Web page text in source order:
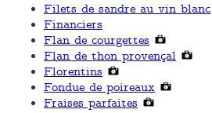
Filets de sandre au vin blanc
Financiers
Flan de courgettes
Flan de thon provençal
Florentins
Fondue de poireaux
Fraises parfaites